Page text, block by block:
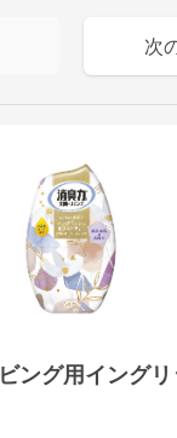
ング用イング
次